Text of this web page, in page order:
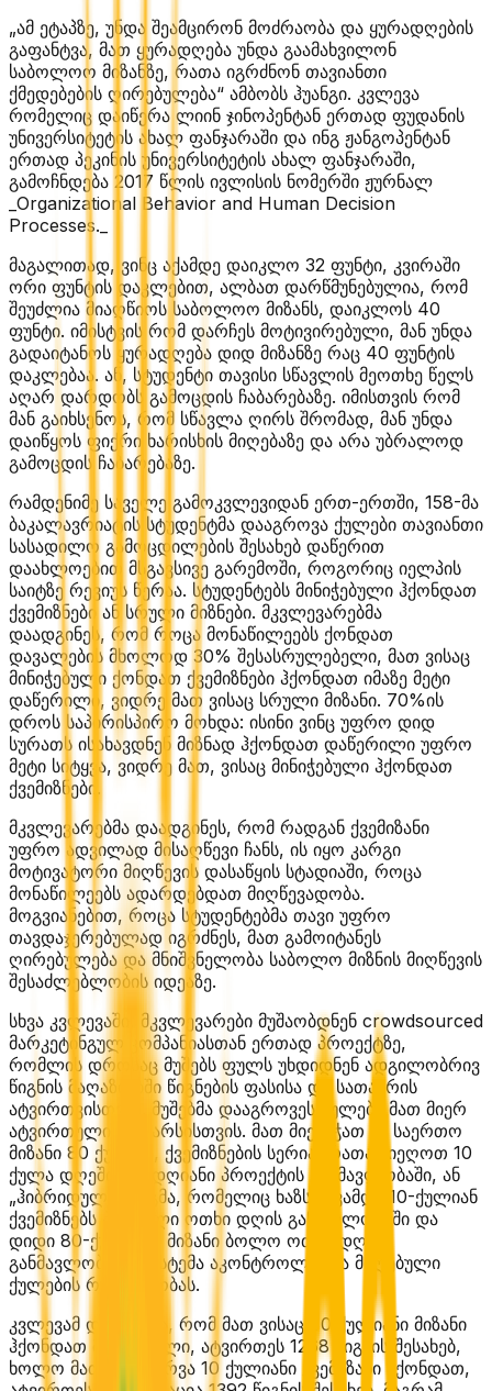
„ამ ეტაპზე, უნდა შეამცირონ მოძრაობა და ყურადღების
გაფანტვა, მათ ყურადღება უნდა გაამახვილონ
საბოლოო მიზანზე, რათა იგრძნონ თავიანთი
ქმედებების ღირებულება“ ამბობს ჰუანგი. კვლევა
რომელიც დაიწერა ლიინ ჯინოპენტან ერთად ფუდანის
უნივერსიტეტის ახალ ფანჯარაში და ინგ ჟანგოპენტან
ერთად პეკინის უნივერსიტეტის ახალ ფანჯარაში,
გამოჩნდება 2017 წლის ივლისის ნომერში ჟურნალ
_Organizational Behavior and Human Decision
Processes._
მაგალითად, ვინც აქამდე დაიკლო 32 ფუნტი, კვირაში
ორი ფუნტის დაკლებით, ალბათ დარწმუნებულია, რომ
შეუძლია მიაღწიოს საბოლოო მიზანს, დაიკლოს 40
ფუნტი. იმისტვის რომ დარჩეს მოტივირებული, მან უნდა
გადაიტანოს ყურადღება დიდ მიზანზე რაც 40 ფუნტის
დაკლებაა. ან, სტუდენტი თავისი სწავლის მეოთხე წელს
აღარ დარდობს გამოცდის ჩაბარებაზე. იმისთვის რომ
მან გაიხსენოს, რომ სწავლა ღირს შრომად, მან უნდა
დაიწყოს ფიქრი ხარისხის მიღებაზე და არა უბრალოდ
გამოცდის ჩაბარებაზე.
რამდენიმე საველე გამოკვლევიდან ერთ-ერთში, 158-მა
ბაკალავრიატის სტუდენტმა დააგროვა ქულები თავიანთი
სასადილო გამოცდილების შესახებ დაწერით
დაახლოებით მსგავსივე გარემოში, როგორიც იელპის
საიტზე რევიუს წერაა. სტუდენტებს მინიჭებული ჰქონდათ
ქვემიზნები ან სრული მიზნები. მკვლევარებმა
დაადგინეს, რომ როცა მონაწილეებს ქონდათ
დავალების მხოლოდ 30% შესასრულებელი, მათ ვისაც
მინიჭებული ქონდათ ქვემიზნები ჰქონდათ იმაზე მეტი
დაწერილი, ვიდრე მათ ვისაც სრული მიზანი. 70%ის
დროს საპირისპირო მოხდა: ისინი ვინც უფრო დიდ
სურათს ისახავდნენ მიზნად ჰქონდათ დაწერილი უფრო
მეტი სიტყვა, ვიდრე მათ, ვისაც მინიჭებული ჰქონდათ
ქვემიზნები.
მკვლევარებმა დაადგინეს, რომ რადგან ქვემიზანი
უფრო ადვილად მისაღწევი ჩანს, ის იყო კარგი
მოტივატორი მიღწევის დასაწყის სტადიაში, როცა
მონაწილეებს ადარდებდათ მიღწევადობა.
მოგვიანებით, როცა სტუდენტებმა თავი უფრო
თავდაჯერებულად იგრძნეს, მათ გამოიტანეს
ღირებულება და მნიშვნელობა საბოლო მიზნის მიღწევის
შესაძლებლობის იდეაზე.
სხვა კვლევაში, მკვლევარები მუშაობდნენ crowdsourced
მარკეტინგულ კომპანიასთან ერთად პროექტზე,
რომლის დროსაც მუშებს ფულს უხდიდნენ ადგილობრივ
წიგნის მაღაზიებში წიგნების ფასისა და სათაურის
ატვირთვისთვის. მუშებმა დააგროვეს ქულები მათ მიერ
ატვირთული შინაარსისთვის. მათ მიენიჭათ ან საერთო
მიზანი 80 ქულით, ქვემიზნების სერია, რათა მიეღოთ 10
ქულა დღეში რვადღიანი პროექტის განმავლობაში, ან
„ჰიბრიდული“ გეგმა, რომელიც ხაზს უსვამდა 10-ქულიან
ქვემიზნებს პირველი ოთხი დღის განმავლობაში და
დიდი 80-ქულიანი მიზანი ბოლო ოთხი დღის
განმავლობაში. სისტემა აკონტროლებდა მიღებული
ქულების რაოდენობას.
კვლევამ დაადგინა, რომ მათ ვისაც 80 ქულიანი მიზანი
ჰქონდათ მინიჭებული, ატვირთეს 1268 წიგნის შესახებ,
ხოლო მათ, ვისაც რვა 10 ქულიანი ქვემიზანი ჰქონდათ,